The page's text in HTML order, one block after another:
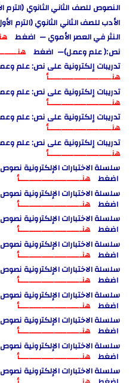
النصوص للصف الثاني الثانوي
الأدب للصف الثاني الثانوي (الترم
النثر في العصر الأموي — اضغط
نص:( علم وعمل)— اضغط
تدريبات إلكترونية على نص: علم
هنـــــــــــــــــــــــــأ
تدريبات إلكترونية على نص: علم
هنـــــــــــــــــــــــــأ
تدريبات إلكترونية على نص: علم
هنـــــــــــــــــــــــــأ
تدريبات إلكترونية على نص: علم
هنـــــــــــــــــــــــــأ
اضغط هنـــــــــــــــــــــــــأ
اضغط هنـــــــــــــــــــــــــأ
اضغط هنـــــــــــــــــــــــــأ
اضغط هنـــــــــــــــــــــــــأ
اضغط هنـــــــــــــــــــــــــأ
اضغط هنـــــــــــــــــــــــــأ
اضغط هنـــــــــــــــــــــــــأ
اضغط هنـــــــــــــــــــــــــأ